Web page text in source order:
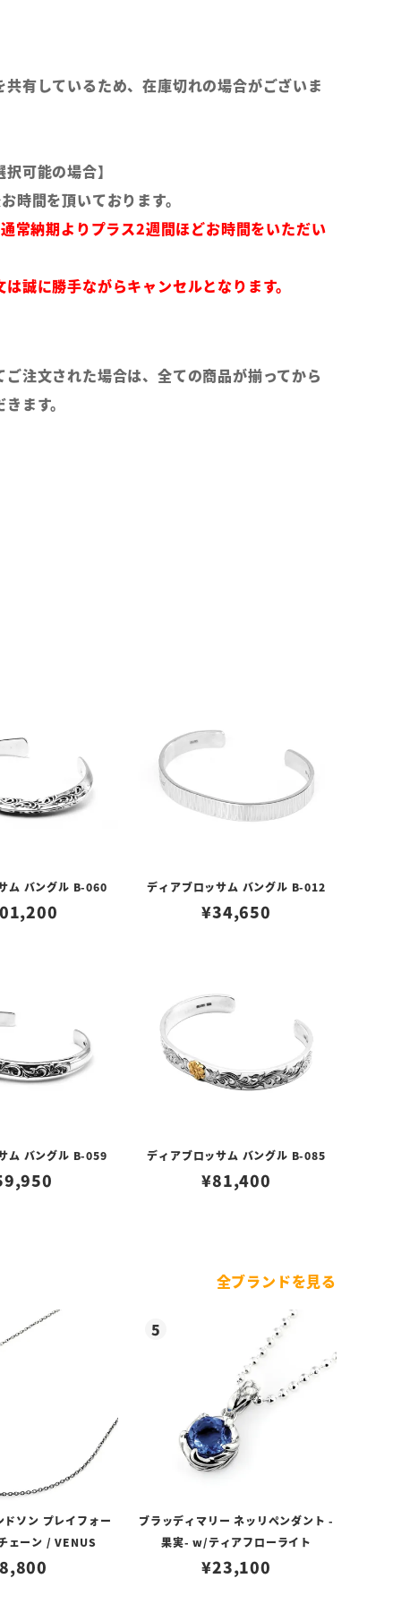
有しているため、在庫切れの場合がございま
可能の場合】
時間を頂いております。
常納期よりプラス2週間ほどお時間をいただい
誠に勝手ながらキャンセルとなります。
注文された場合は、全ての商品が揃ってから
ます。
ム バングル B-060 ディアブロッサム バングル B-012
¥34,650
ム バングル B-059 ディアブロッサム バングル B-085
¥81,400
全ブランドを見る
ドソン プレイフォー
ェーン / VENUS
ブラッディマリー ネッリペンダント -
果実- w/ティアフローライト
¥23,100